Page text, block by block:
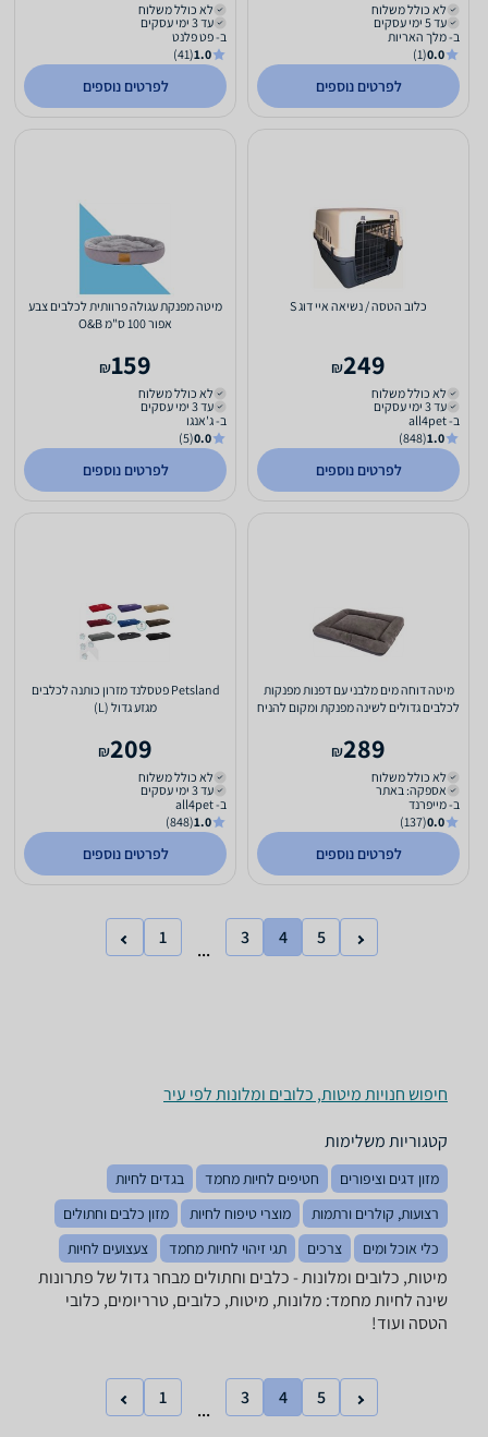
לא כולל משלוח
עד 5 ימי עסקים
ב- מלך האריות
0.0
(1)
לפרטים נוספים
לא כולל משלוח
עד 3 ימי עסקים
ב- פט פלנט
1.0
(41)
לפרטים נוספים
כלוב הטסה / נשיאה איי דוג S
249
₪
לא כולל משלוח
עד 3 ימי עסקים
ב- all4pet
1.0
(848)
לפרטים נוספים
מיטה מפנקת עגולה פרוותית לכלבים צבע
אפור 100 ס"מ O&B
159
₪
לא כולל משלוח
עד 3 ימי עסקים
ב- ג'אנגו
0.0
(5)
לפרטים נוספים
מיטה דוחה מים מלבני עם דפנות מפנקות
לכלבים גדולים לשינה מפנקת ומקום להניח
289
₪
לא כולל משלוח
אספקה: באתר
ב- מייפרנד
0.0
(137)
לפרטים נוספים
Petsland פטסלנד מזרון כותנה לכלבים
מגזע גדול (L)
209
₪
לא כולל משלוח
עד 3 ימי עסקים
ב- all4pet
1.0
(848)
לפרטים נוספים
1
...
3 4 5
חיפוש חנויות מיטות, כלובים ומלונות לפי עיר
קטגוריות משלימות
מזון דגים וציפורים חטיפים לחיות מחמד
בגדים לחיות
רצועות, קולרים ורתמות
מוצרי טיפוח לחיות
מזון כלבים וחתולים
כלי אוכל ומים
צרכים תגי זיהוי לחיות מחמד צעצועים לחיות
מיטות, כלובים ומלונות - ‏כלבים וחתולים מבחר גדול של פתרונות
שינה לחיות מחמד: מלונות, מיטות, כלובים, טרריומים, כלובי
הטסה ועוד!
1
...
3 4 5